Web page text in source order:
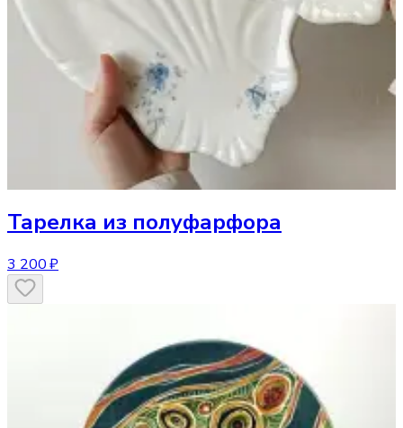
Тарелка из полуфарфора
3 200 ₽